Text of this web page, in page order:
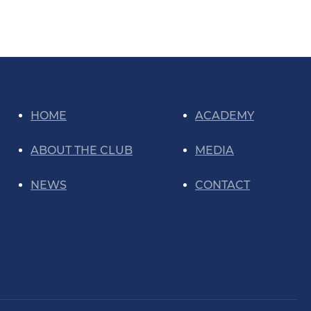
HOME
ABOUT THE CLUB
NEWS
ACADEMY
MEDIA
CONTACT